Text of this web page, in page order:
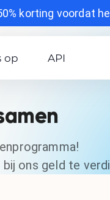
korting voordat
op API
ons geld te